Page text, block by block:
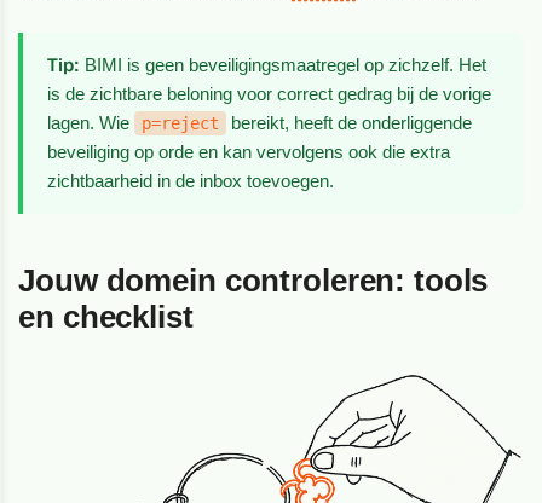
Tip: BIMI is geen beveiligingsmaatregel op zichzelf. Het
is de zichtbare beloning voor correct gedrag bij de vorige
lagen. Wie
p=reject
bereikt, heeft de onderliggende
beveiliging op orde en kan vervolgens ook die extra
zichtbaarheid in de inbox toevoegen.
Jouw domein controleren: tools
en checklist